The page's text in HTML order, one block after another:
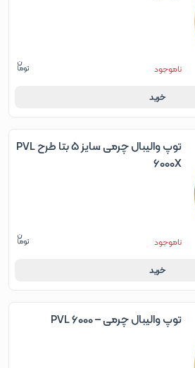
ناموجود
خرید
توپ والیبال چرمی سایز 5 بتا طرح PVL
6000X
ناموجود
خرید
توپ والیبال چرمی – PVL 6000